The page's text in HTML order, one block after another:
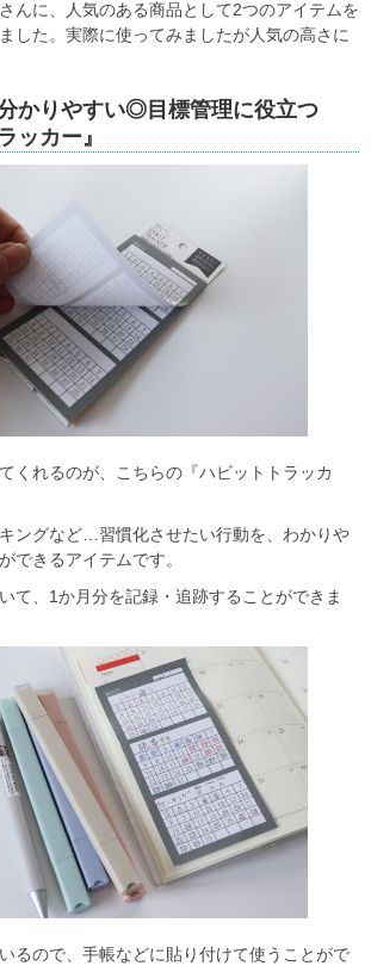
んに、人気のある商品として2つのアイテムを
した。実際に使ってみましたが人気の高さに
かりやすい◎目標管理に役立つ
ッカー』
くれるのが、こちらの『ハビットトラッカ
ングなど…習慣化させたい行動を、わかりや
できるアイテムです。
て、1か月分を記録・追跡することができま
るので、手帳などに貼り付けて使うことがで